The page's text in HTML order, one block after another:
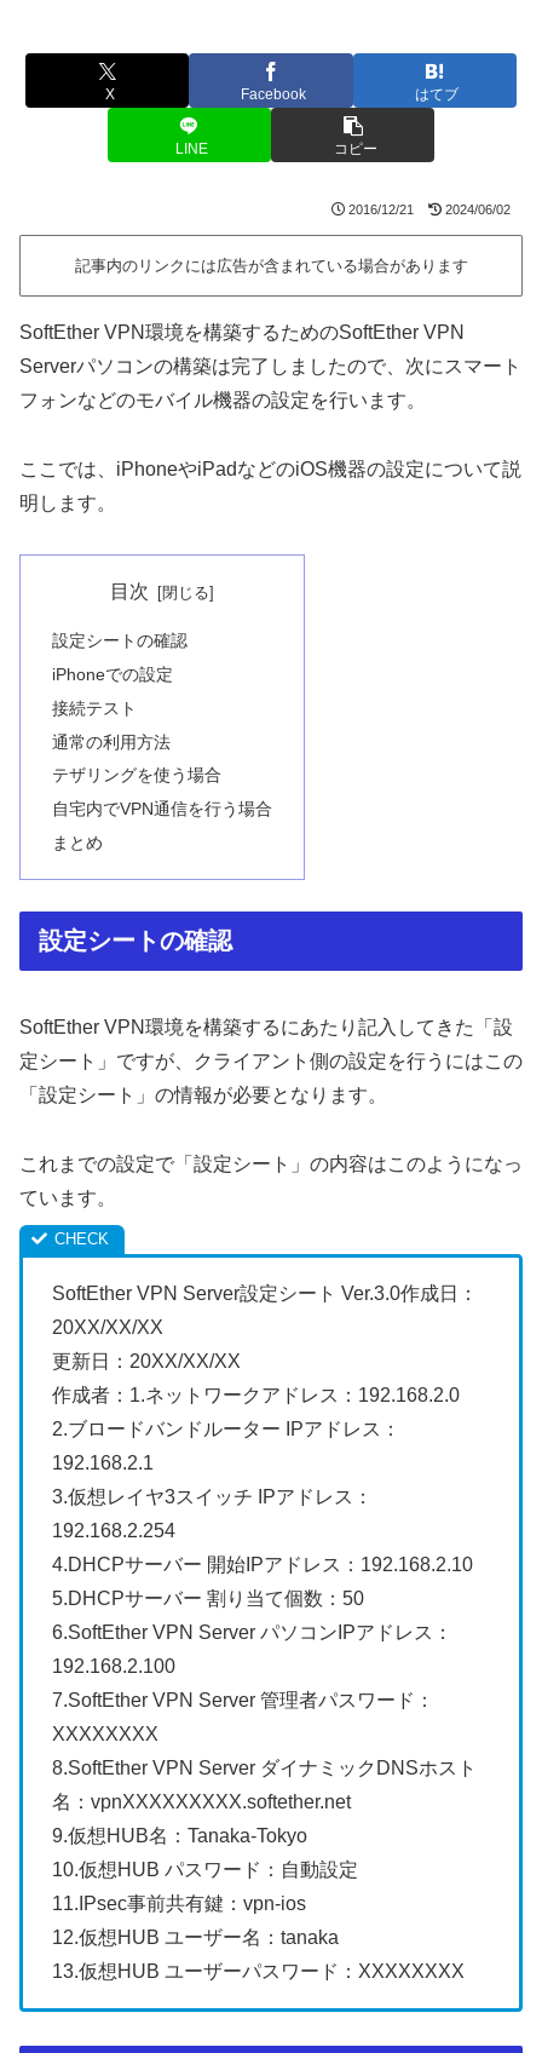
X Facebook はてブ
LINE コピー
2016/12/21 2024/06/02
記事内のリンクには広告が含まれている場合があります
SoftEther VPN環境を構築するためのSoftEther VPN
Serverパソコンの構築は完了しましたので、次にスマート
フォンなどのモバイル機器の設定を行います。
ここでは、iPhoneやiPadなどのiOS機器の設定について説
明します。
目次
設定シートの確認
iPhoneでの設定
接続テスト
通常の利用方法
テザリングを使う場合
自宅内でVPN通信を行う場合
まとめ
設定シートの確認
SoftEther VPN環境を構築するにあたり記入してきた「設
定シート」ですが、クライアント側の設定を行うにはこの
「設定シート」の情報が必要となります。
これまでの設定で「設定シート」の内容はこのようになっ
ています。
SoftEther VPN Server設定シート Ver.3.0作成日：
20XX/XX/XX
更新日：20XX/XX/XX
作成者：1.ネットワークアドレス：192.168.2.0
2.ブロードバンドルーター IPアドレス：
192.168.2.1
3.仮想レイヤ3スイッチ IPアドレス：
192.168.2.254
4.DHCPサーバー 開始IPアドレス：192.168.2.10
5.DHCPサーバー 割り当て個数：50
6.SoftEther VPN Server パソコンIPアドレス：
192.168.2.100
7.SoftEther VPN Server 管理者パスワード：
XXXXXXXX
8.SoftEther VPN Server ダイナミックDNSホスト
名：vpnXXXXXXXXX.softether.net
9.仮想HUB名：Tanaka-Tokyo
10.仮想HUB パスワード：自動設定
11.IPsec事前共有鍵：vpn-ios
12.仮想HUB ユーザー名：tanaka
13.仮想HUB ユーザーパスワード：XXXXXXXX